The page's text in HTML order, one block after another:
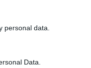
personal data.
Data.